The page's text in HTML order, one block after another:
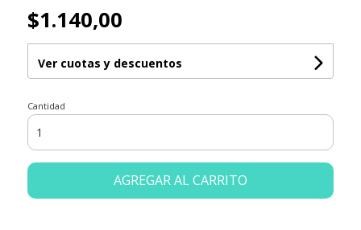
$1.140,00
Ver cuotas y descuentos
Cantidad
AGREGAR AL CARRITO